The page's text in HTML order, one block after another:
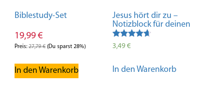
Biblestudy-Set
19,99 €
Preis: 27,79€ (Du sparst 28%)
In den Warenkorb
Jesus hört dir zu –
Notizblock für deinen
Alltag
Bewertet
mit
von 5
3,49€
In den Warenkorb